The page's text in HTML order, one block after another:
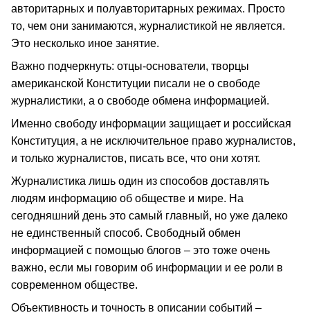
авторитарных и полуавторитарных режимах. Просто
то, чем они занимаются, журналистикой не является.
Это несколько иное занятие.
Важно подчеркнуть: отцы-основатели, творцы
американской Конституции писали не о свободе
журналистики, а о свободе обмена информацией.
Именно свободу информации защищает и российская
Конституция, а не исключительное право журналистов,
и только журналистов, писать все, что они хотят.
Журналистика лишь один из способов доставлять
людям информацию об обществе и мире. На
сегодняшний день это самый главный, но уже далеко
не единственный способ. Свободный обмен
информацией с помощью блогов – это тоже очень
важно, если мы говорим об информации и ее роли в
современном обществе.
Объективность и точность в описании событий –